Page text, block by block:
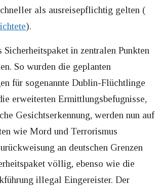
als ausreisepflichtig gelten (
).
in zentralen Punkten
So wurden die geplanten
für sogenannte Dublin-Flüchtlinge
erweiterten Ermittlungsbefugnisse,
Gesichtserkennung, werden nun auf
wie Mord und Terrorismus
an deutschen Grenzen
völlig, ebenso wie die
illegal Eingereister. Der